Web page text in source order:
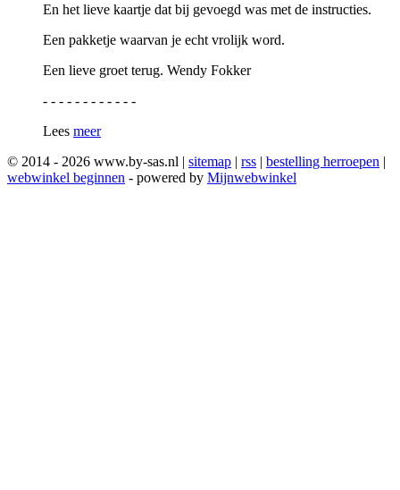
En het lieve kaartje dat bij gevoegd was met de instructies.
Een pakketje waarvan je echt vrolijk word.
Een lieve groet terug. Wendy Fokker
- - - - - - - - - - - -
Lees meer
© 2014 - 2026 www.by-sas.nl | sitemap | rss | bestelling herroepen |
webwinkel beginnen - powered by Mijnwebwinkel